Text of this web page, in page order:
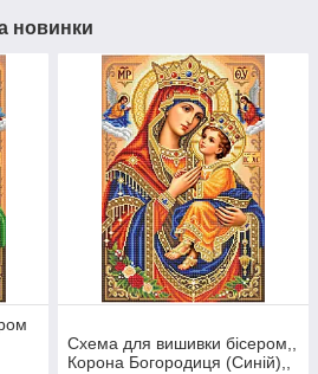
новинки
Схема для вишивки бісером,,
Корона Богородиця (Синій),,